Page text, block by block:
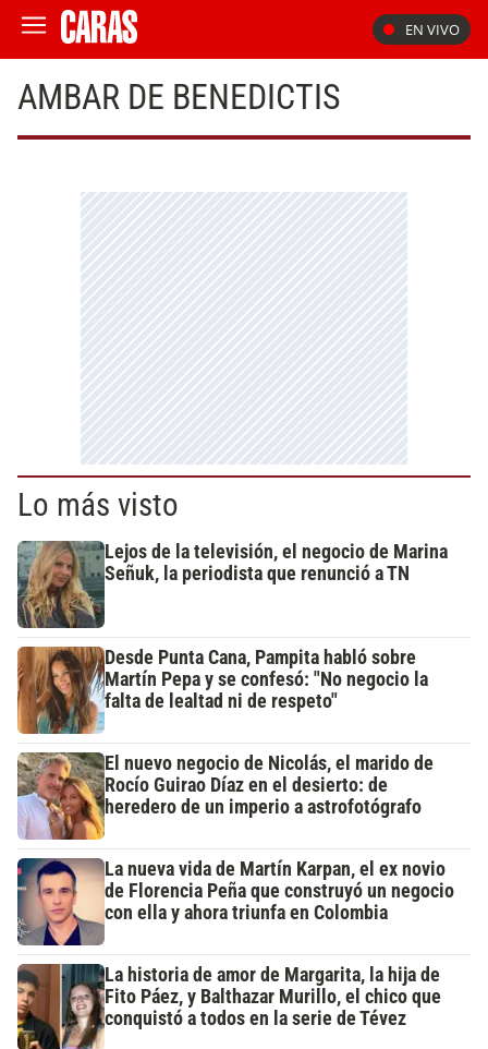
EN VIVO
AMBAR DE BENEDICTIS
Lo más visto
Lejos de la televisión, el negocio de Marina
Señuk, la periodista que renunció a TN
Desde Punta Cana, Pampita habló sobre
Martín Pepa y se confesó: "No negocio la
falta de lealtad ni de respeto"
El nuevo negocio de Nicolás, el marido de
Rocío Guirao Díaz en el desierto: de
heredero de un imperio a astrofotógrafo
La nueva vida de Martín Karpan, el ex novio
de Florencia Peña que construyó un negocio
con ella y ahora triunfa en Colombia
La historia de amor de Margarita, la hija de
Fito Páez, y Balthazar Murillo, el chico que
conquistó a todos en la serie de Tévez